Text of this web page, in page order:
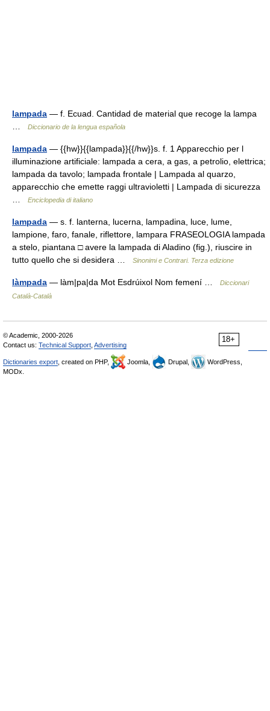
lampada — f. Ecuad. Cantidad de material que recoge la lampa
Diccionario de la lengua española
lampada — {{hw}}{{lampada}}{{/hw}}s. f. 1 Apparecchio per l
illuminazione artificiale: lampada a cera, a gas, a petrolio, elettrica;
lampada da tavolo; lampada frontale | Lampada al quarzo,
apparecchio che emette raggi ultravioletti | Lampada di sicurezza
Enciclopedia di italiano
lampada — s. f. lanterna, lucerna, lampadina, luce, lume,
lampione, faro, fanale, riflettore, lampara FRASEOLOGIA lampada
a stelo, piantana □ avere la lampada di Aladino (fig.), riuscire in
tutto quello che si desidera …
Sinonimi e Contrari. Terza edizione
làmpada — làm|pa|da Mot Esdrúixol Nom femení …
Diccionari
Català-Català
18+
© Academic, 2000-2026
Contact us: Technical Support Advertising
Dictionaries export , created on PHP, Joomla, Drupal,
WordPress,
MODx.